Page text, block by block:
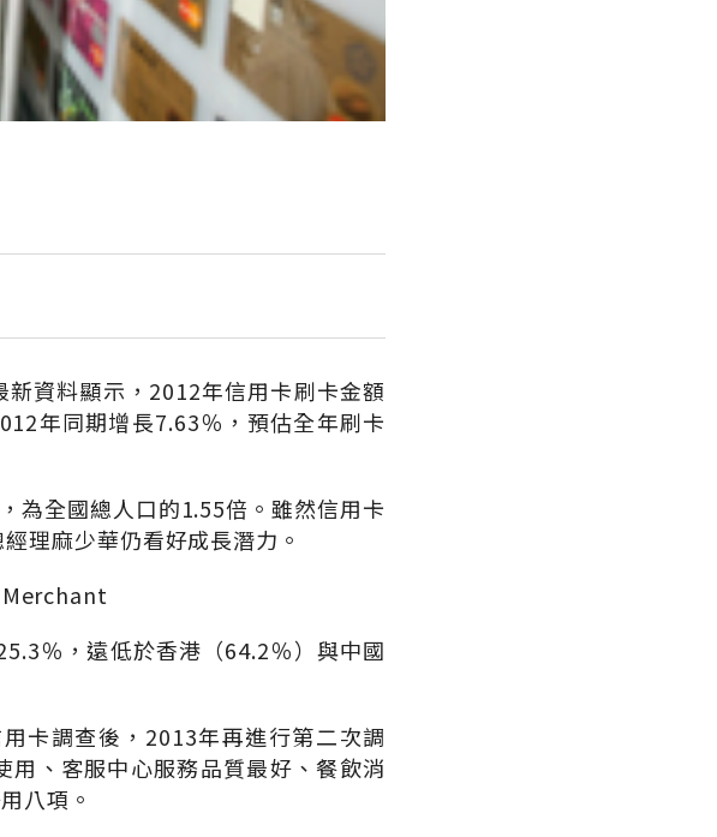
資料顯示，2012年信用卡刷卡金額
年同期增長7.63％，預估全年刷卡
為全國總人口的1.55倍。雖然信用卡
理麻少華仍看好成長潛力。
Merchant
％，遠低於香港（64.2％）與中國
卡調查後，2013年再進行第二次調
、客服中心服務品質最好、餐飲消
八項。